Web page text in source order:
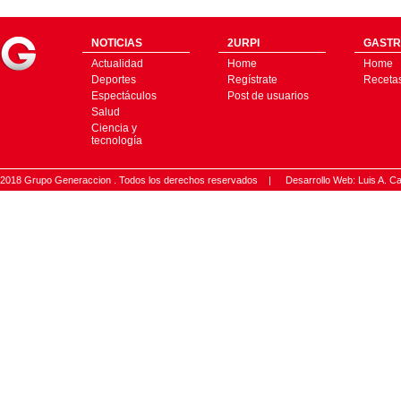
NOTICIAS
Actualidad
Deportes
Espectáculos
Salud
Ciencia y
tecnología
2URPI
Home
Regístrate
Post de usuarios
Home
2018 Grupo Generaccion . Todos los derechos reservados | Desarrollo Web: Luis